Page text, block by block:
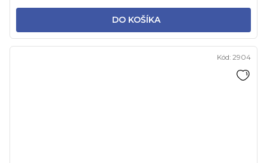
DO KOŠÍKA
Kód: 2904